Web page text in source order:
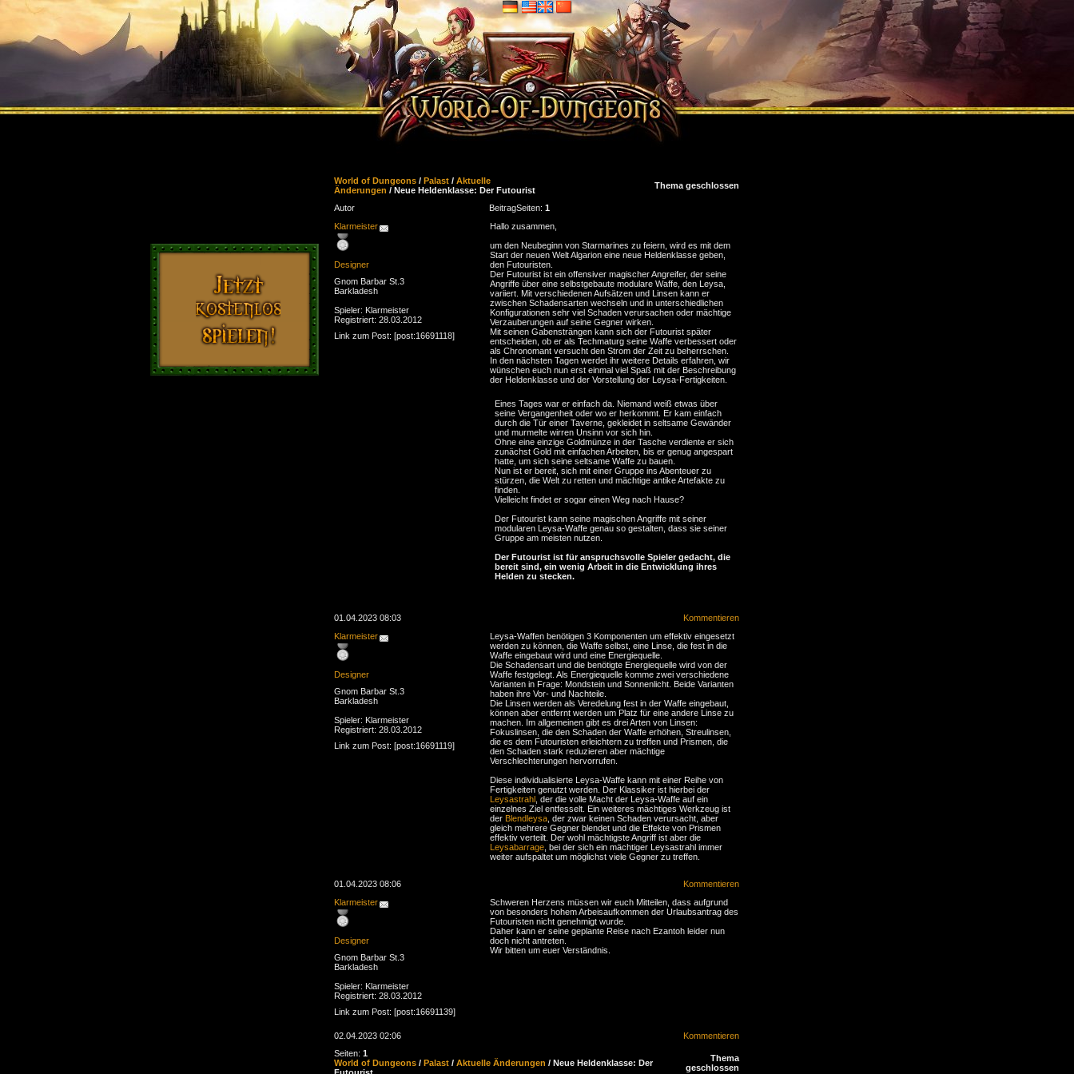
World of Dungeons / Palast / Aktuelle
Änderungen / Neue Heldenklasse: Der Futourist Thema geschlossen
Autor BeitragSeiten: 1
Klarmeister
Designer
Gnom Barbar St.3
Barkladesh
Spieler: Klarmeister
Registriert: 28.03.2012
Link zum Post: [post:16691118]
Hallo zusammen,
um den Neubeginn von Starmarines zu feiern, wird es mit dem
Start der neuen Welt Algarion eine neue Heldenklasse geben,
den Futouristen.
Der Futourist ist ein offensiver magischer Angreifer, der seine
Angriffe über eine selbstgebaute modulare Waffe, den Leysa,
variiert. Mit verschiedenen Aufsätzen und Linsen kann er
zwischen Schadensarten wechseln und in unterschiedlichen
Konfigurationen sehr viel Schaden verursachen oder mächtige
Verzauberungen auf seine Gegner wirken.
Mit seinen Gabensträngen kann sich der Futourist später
entscheiden, ob er als Techmaturg seine Waffe verbessert oder
als Chronomant versucht den Strom der Zeit zu beherrschen.
In den nächsten Tagen werdet ihr weitere Details erfahren, wir
wünschen euch nun erst einmal viel Spaß mit der Beschreibung
der Heldenklasse und der Vorstellung der Leysa-Fertigkeiten.
Eines Tages war er einfach da. Niemand weiß etwas über
seine Vergangenheit oder wo er herkommt. Er kam einfach
durch die Tür einer Taverne, gekleidet in seltsame Gewänder
und murmelte wirren Unsinn vor sich hin.
Ohne eine einzige Goldmünze in der Tasche verdiente er sich
zunächst Gold mit einfachen Arbeiten, bis er genug angespart
hatte, um sich seine seltsame Waffe zu bauen.
Nun ist er bereit, sich mit einer Gruppe ins Abenteuer zu
stürzen, die Welt zu retten und mächtige antike Artefakte zu
finden.
Vielleicht findet er sogar einen Weg nach Hause?
Der Futourist kann seine magischen Angriffe mit seiner
modularen Leysa-Waffe genau so gestalten, dass sie seiner
Gruppe am meisten nutzen.
Der Futourist ist für anspruchsvolle Spieler gedacht, die
bereit sind, ein wenig Arbeit in die Entwicklung ihres
Helden zu stecken.
01.04.2023 08:03
Kommentieren
Klarmeister
Designer
Gnom Barbar St.3
Barkladesh
Spieler: Klarmeister
Registriert: 28.03.2012
Link zum Post: [post:16691119]
Leysa-Waffen benötigen 3 Komponenten um effektiv eingesetzt
werden zu können, die Waffe selbst, eine Linse, die fest in die
Waffe eingebaut wird und eine Energiequelle.
Die Schadensart und die benötigte Energiequelle wird von der
Waffe festgelegt. Als Energiequelle komme zwei verschiedene
Varianten in Frage: Mondstein und Sonnenlicht. Beide Varianten
haben ihre Vor- und Nachteile.
Die Linsen werden als Veredelung fest in der Waffe eingebaut,
können aber entfernt werden um Platz für eine andere Linse zu
machen. Im allgemeinen gibt es drei Arten von Linsen:
Fokuslinsen, die den Schaden der Waffe erhöhen, Streulinsen,
die es dem Futouristen erleichtern zu treffen und Prismen, die
den Schaden stark reduzieren aber mächtige
Verschlechterungen hervorrufen.
Diese individualisierte Leysa-Waffe kann mit einer Reihe von
Fertigkeiten genutzt werden. Der Klassiker ist hierbei der
Leysastrahl , der die volle Macht der Leysa-Waffe auf ein
einzelnes Ziel entfesselt. Ein weiteres mächtiges Werkzeug ist
der Blendleysa , der zwar keinen Schaden verursacht, aber
gleich mehrere Gegner blendet und die Effekte von Prismen
effektiv verteilt. Der wohl mächtigste Angriff ist aber die
Leysabarrage , bei der sich ein mächtiger Leysastrahl immer
weiter aufspaltet um möglichst viele Gegner zu treffen.
01.04.2023 08:06
Kommentieren
Klarmeister
Designer
Gnom Barbar St.3
Barkladesh
Spieler: Klarmeister
Registriert: 28.03.2012
Link zum Post: [post:16691139]
Schweren Herzens müssen wir euch Mitteilen, dass aufgrund
von besonders hohem Arbeisaufkommen der Urlaubsantrag des
Futouristen nicht genehmigt wurde.
Daher kann er seine geplante Reise nach Ezantoh leider nun
doch nicht antreten.
Wir bitten um euer Verständnis.
02.04.2023 02:06
Kommentieren
Seiten: 1
World of Dungeons / Palast / Aktuelle Änderungen / Neue Heldenklasse: Der
Thema
geschlossen